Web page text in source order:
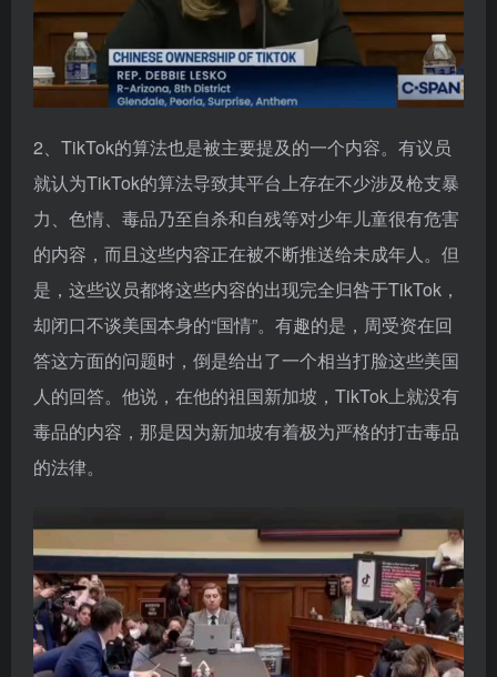
2、TikTok的算法也是被主要提及的一个内容。有议员
就认为TikTok的算法导致其平台上存在不少涉及枪支暴
力、色情、毒品乃至自杀和自残等对少年儿童很有危害
的内容，而且这些内容正在被不断推送给未成年人。但
是，这些议员都将这些内容的出现完全归咎于TikTok，
却闭口不谈美国本身的“国情”。有趣的是，周受资在回
答这方面的问题时，倒是给出了一个相当打脸这些美国
人的回答。他说，在他的祖国新加坡，TikTok上就没有
毒品的内容，那是因为新加坡有着极为严格的打击毒品
的法律。